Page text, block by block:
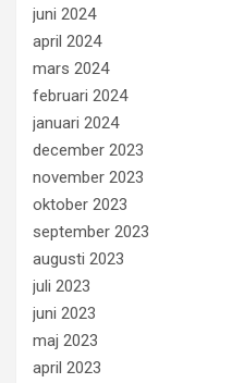
juni 2024
april 2024
mars 2024
februari 2024
januari 2024
december 2023
november 2023
oktober 2023
september 2023
augusti 2023
juli 2023
juni 2023
maj 2023
april 2023